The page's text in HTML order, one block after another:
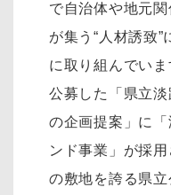
で自治体や地元
が集う“人材誘致
に取り組んでい
公募した「県立
の企画提案」に
ンド事業」が採
の敷地を誇る県